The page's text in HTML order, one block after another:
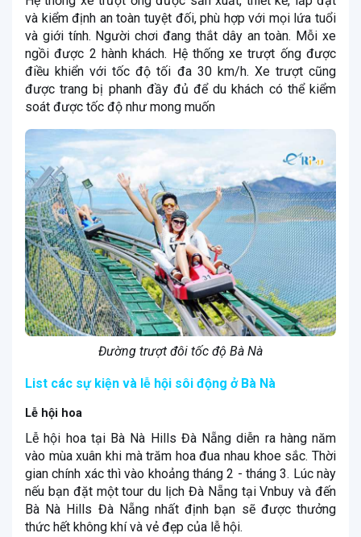
và kiểm định an toàn tuyệt đối, phù hợp với mọi lứa tuổi
và giới tính. Người chơi đang thắt dây an toàn. Mỗi xe
ngồi được 2 hành khách. Hệ thống xe trượt ống được
điều khiển với tốc độ tối đa 30 km/h. Xe trượt cũng
được trang bị phanh đầy đủ để du khách có thể kiểm
soát được tốc độ như mong muốn
Đường trượt đôi tốc độ Bà Nà
List các sự kiện và lễ hội sôi động ở Bà Nà
Lễ hội hoa
Lễ hội hoa tại Bà Nà Hills Đà Nẵng diễn ra hàng năm
vào mùa xuân khi mà trăm hoa đua nhau khoe sắc. Thời
gian chính xác thì vào khoảng tháng 2 - tháng 3. Lúc này
nếu bạn đặt một tour du lịch Đà Nẵng tại Vnbuy và đến
Bà Nà Hills Đà Nẵng nhất định bạn sẽ được thưởng
thức hết không khí và vẻ đẹp của lễ hội.